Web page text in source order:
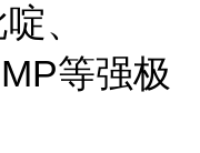
、
等强极